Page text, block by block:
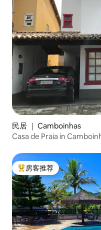
民居 ｜ Camboinhas
Casa de Praia in
热门「房客推荐」
房客推荐